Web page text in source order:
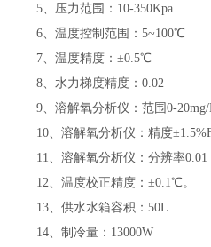
5 、压力范围： 10-350Kpa
6 、温度控制范围：5~100℃
7 、温度精度：±0.5℃
8 、水力梯度精度：0.02
9 、溶解氧分析仪：范围0-
10 、溶解氧分析仪：精度
11
、溶解氧分析仪：分辨率
12 、温度校正精度：±0.1℃ 。
13 、供水水箱容积：50L
14 、制冷量： 13000W